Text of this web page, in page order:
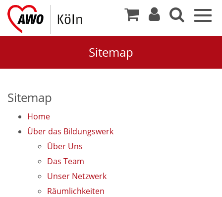
Sitemap
Sitemap
Home
Über das Bildungswerk
Über Uns
Das Team
Unser Netzwerk
Räumlichkeiten